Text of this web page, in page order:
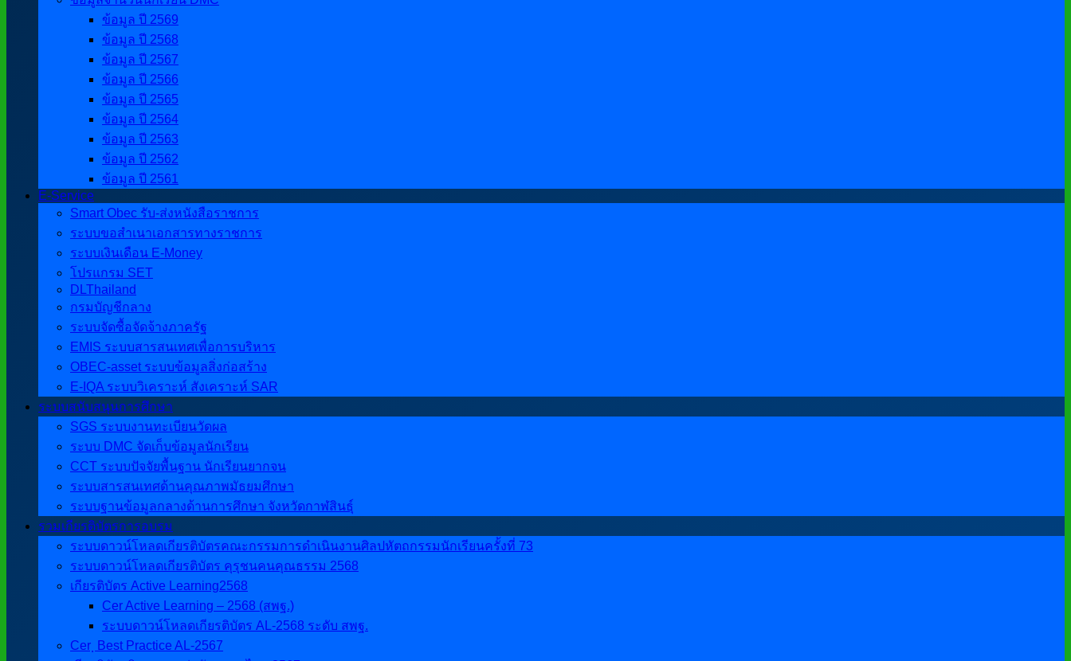
ข้อมูล ปี 2569
ข้อมูล ปี 2568
ข้อมูล ปี 2567
ข้อมูล ปี 2566
ข้อมูล ปี 2565
ข้อมูล ปี 2564
ข้อมูล ปี 2563
ข้อมูล ปี 2562
ข้อมูล ปี 2561
E-Service
Smart Obec รับ-ส่งหนังสือราชการ
ระบบขอสำเนาเอกสารทางราชการ
ระบบเงินเดือน E-Money
โปรแกรม SET
DLThailand
กรมบัญชีกลาง
ระบบจัดซื้อจัดจ้างภาครัฐ
EMIS ระบบสารสนเทศเพื่อการบริหาร
OBEC-asset ระบบข้อมูลสิ่งก่อสร้าง
E-IQA ระบบวิเคราะห์ สังเคราะห์ SAR
ระบบสนับสนุนการศึกษา
SGS ระบบงานทะเบียนวัดผล
ระบบ DMC จัดเก็บข้อมูลนักเรียน
CCT ระบบปัจจัยพื้นฐาน นักเรียนยากจน
ระบบสารสนเทศด้านคุณภาพมัธยมศึกษา
ระบบฐานข้อมูลกลางด้านการศึกษา จังหวัดกาฬสินธุ์
รวมเกียรติบัตรการอบรม
ระบบดาวน์โหลดเกียรติบัตรคณะกรรมการดำเนินงานศิลปหัตถกรรมนักเรียนครั้งที่ 73
ระบบดาวน์โหลดเกียรติบัตร คุรุชนคนคุณธรรม 2568
เกียรติบัตร Active Learning2568
Cer Active Learning – 2568 (สพฐ.)
ระบบดาวน์โหลดเกียรติบัตร AL-2568 ระดับ สพฐ.
Cer ฺ Best Practice AL-2567